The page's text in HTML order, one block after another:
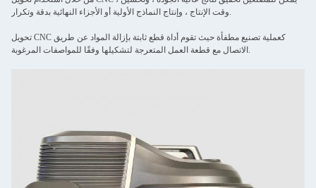
وقت الإنتاج ، وإنتاج النماذج الأولية أو الأجزاء النهائية بدقة وتكرار.
تحويل CNC كعملية تصنيع مطفأة حيث تقوم أداة قطع ثابتة بإزالة المواد عن طريق
الاتصال مع قطعة العمل المتعرجة لتشكيلها وفقًا للمواصفات المرغوبة.